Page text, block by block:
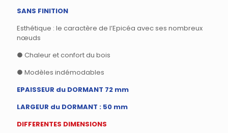
SANS FINITION
Esthétique : le caractère de l’Epicéa avec ses nombreux
nœuds
● Chaleur et confort du bois
● Modèles indémodables
EPAISSEUR du DORMANT 72 mm
LARGEUR du DORMANT : 50 mm
DIFFERENTES DIMENSIONS